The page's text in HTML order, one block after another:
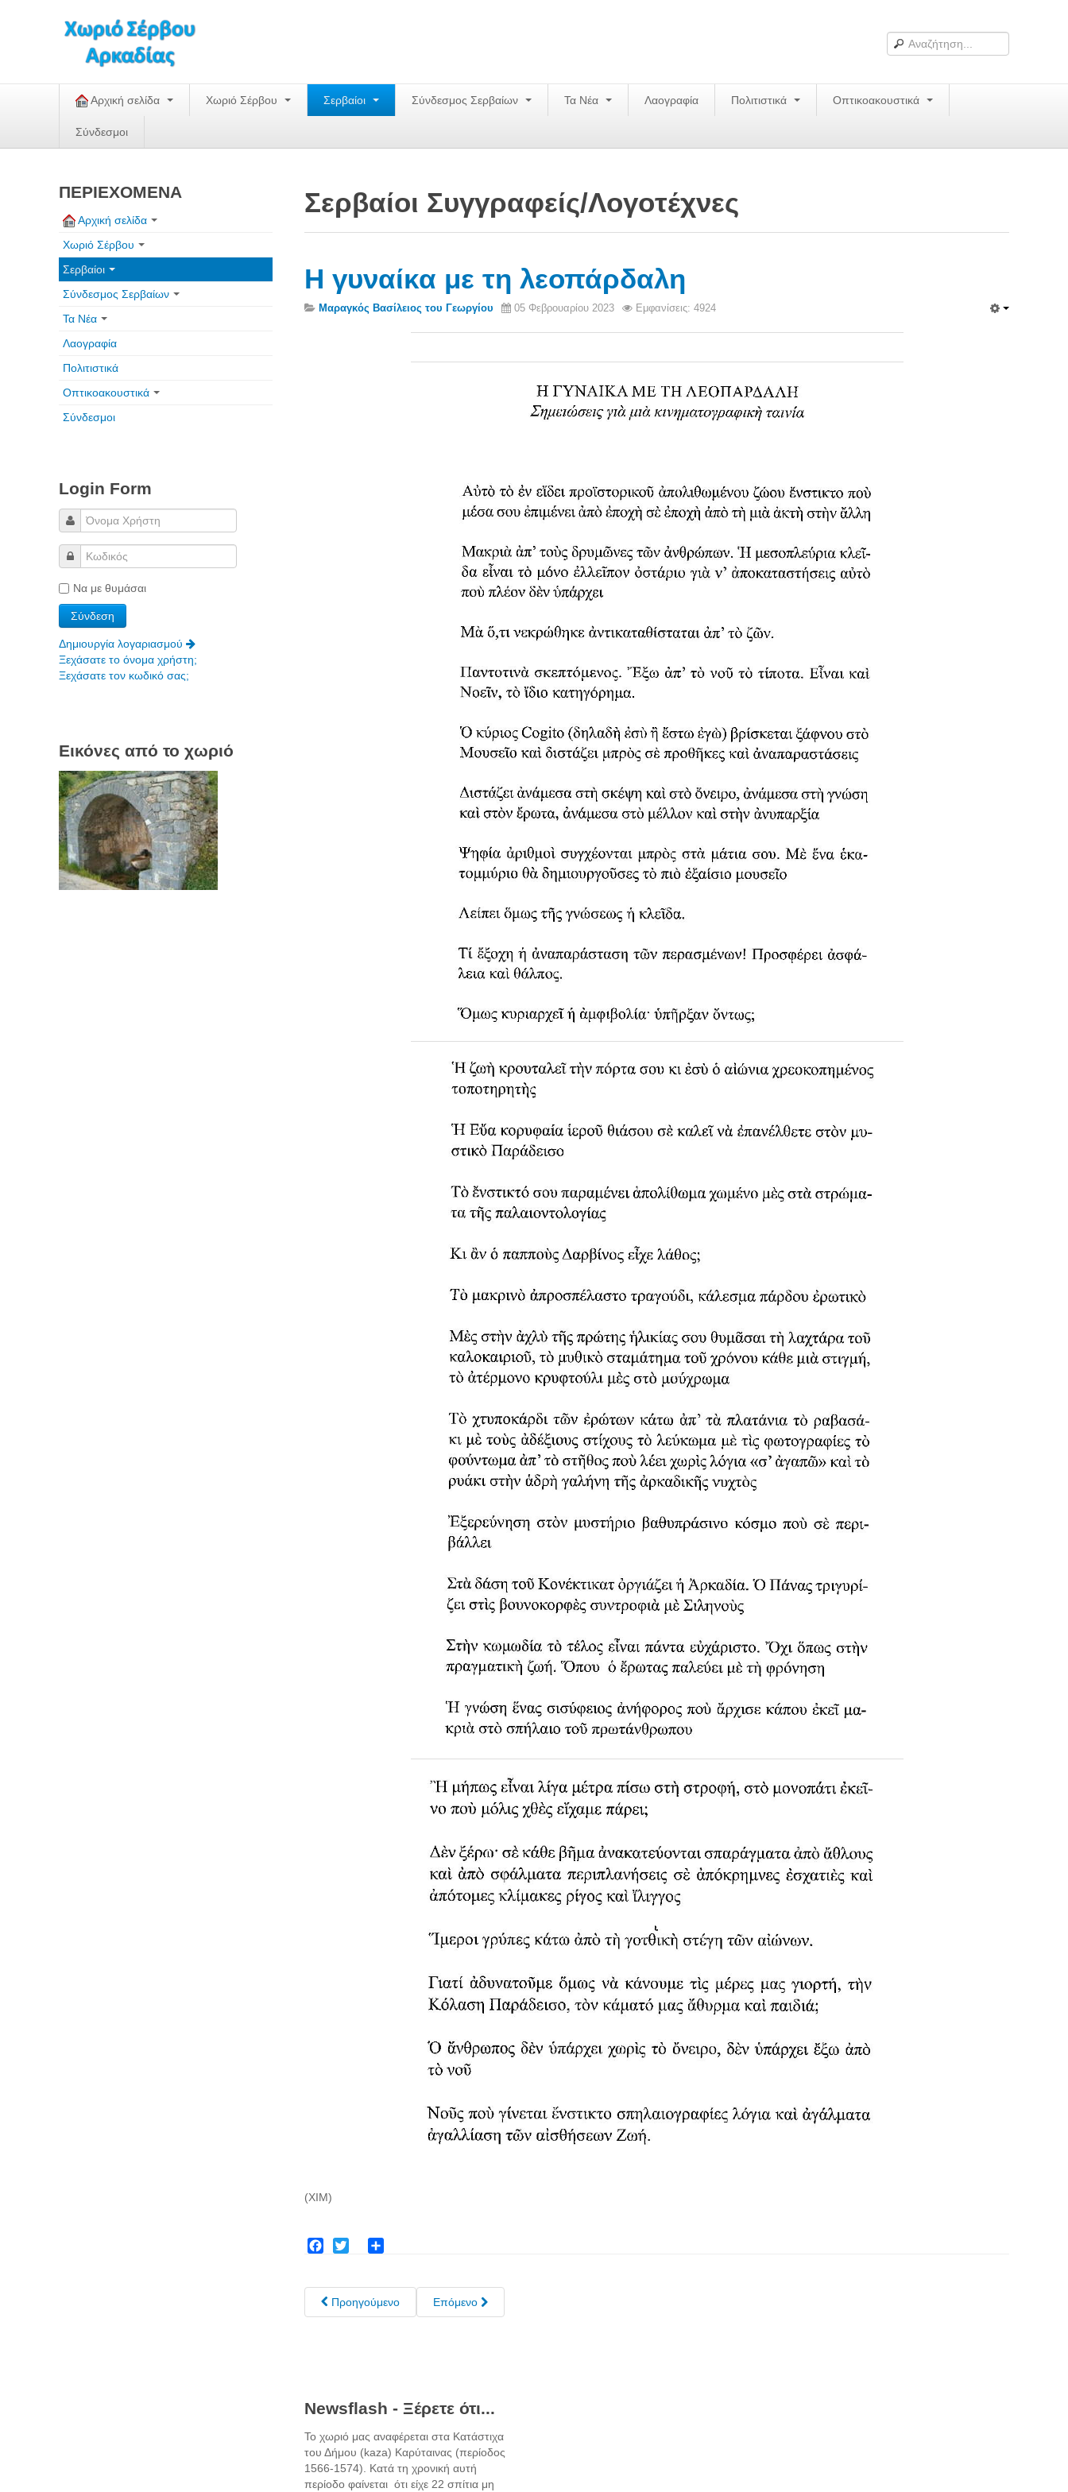
Αρχική σελίδα Χωριό Σέρβου Σερβαίοι Σύνδεσμος Σερβαίων Τα Νέα Λαογραφία Πολιτιστικά Οπτικοακουστικά
Σύνδεσμοι
Σερβαίοι Συγγραφείς/Λογoτέχνες
Η γυναίκα με τη λεοπάρδαλη
Μαραγκός Βασίλειος του Γεωργίου 05 Φεβρουαρίου 2023 Εμφανίσεις: 4924
(ΧΙΜ)
Προηγούμενο Επόμενο
ΠΕΡΙΕΧΟΜΕΝΑ
Αρχική σελίδα
Χωριό Σέρβου
Σερβαίοι
Σύνδεσμος Σερβαίων
Τα Νέα
Λαογραφία
Πολιτιστικά
Οπτικοακουστικά
Σύνδεσμοι
Login Form
Να με θυμάσαι
Δημιουργία λογαριασμού
Ξεχάσατε το όνομα χρήστη;
Ξεχάσατε τον κωδικό σας;
Εικόνες από το χωριό
Newsflash - Ξέρετε ότι...
Το χωριό μας αναφέρεται στα Κατάστιχα
του Δήμου (kaza) Καρύταινας (περίοδος
1566-1574). Κατά τη χρονική αυτή
περίοδο φαίνεται ότι είχε 22 σπίτια μη